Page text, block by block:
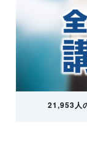
21,953人